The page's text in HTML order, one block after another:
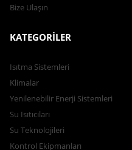
Bize Ulaşın
KATEGORİLER
Isıtma Sistemleri
Klimalar
Yenilenebilir Enerji Sistemleri
Su Isıtıcıları
Su Teknolojileri
Kontrol Ekipmanları